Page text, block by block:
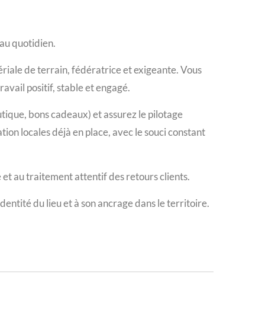
quotidien.
de terrain, fédératrice et exigeante. Vous
positif, stable et engagé.
bons cadeaux) et assurez le pilotage
locales déjà en place, avec le souci constant
et au traitement attentif des retours clients.
du lieu et à son ancrage dans le territoire.